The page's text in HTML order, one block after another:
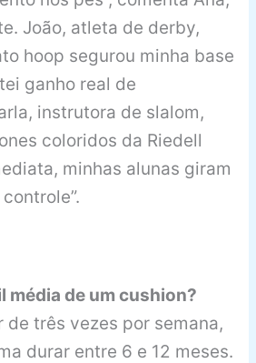
João, atleta de derby,
hoop segurou minha base
ganho real de
instrutora de slalom,
coloridos da Riedell
minhas alunas giram
média de um cushion?
de três vezes por semana,
durar entre 6 e 12 meses.